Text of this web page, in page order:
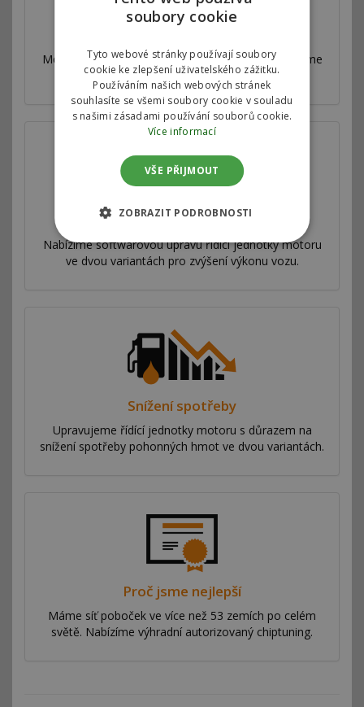
Motorové mapy v řídící jednotce motoru upravujeme
ve spolupráci s jednotlivými automobilkami.
Zvýšení výkonu
Nabízíme softwarovou úpravu řídící jednotky motoru
ve dvou variantách pro zvýšení výkonu vozu.
Snížení spotřeby
Upravujeme řídící jednotky motoru s důrazem na
snížení spotřeby pohonných hmot ve dvou variantách.
Proč jsme nejlepší
Máme síť poboček ve více než 53 zemích po celém
světě. Nabízíme výhradní autorizovaný chiptuning.
soubory cookie
Tyto webové stránky používají soubory
cookie ke zlepšení uživatelského zážitku.
Používáním našich webových stránek
souhlasíte se všemi soubory cookie v souladu
s našimi zásadami používání souborů cookie.
Více informací
VŠE PŘIJMOUT
ZOBRAZIT PODROBNOSTI